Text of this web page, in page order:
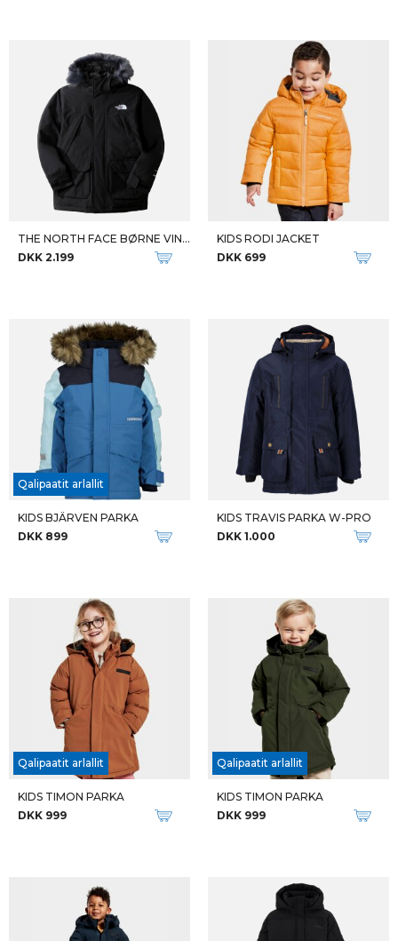
THE NORTH FACE BØRNE VINTERJAKKE B MCMURDO PARKA
DKK 2.199
KIDS RODI JACKET
DKK 699
Qalipaatit arlallit
KIDS BJÄRVEN PARKA
DKK 899
KIDS TRAVIS PARKA W-PRO
DKK 1.000
Qalipaatit arlallit
KIDS TIMON PARKA
DKK 999
Qalipaatit arlallit
KIDS TIMON PARKA
DKK 999